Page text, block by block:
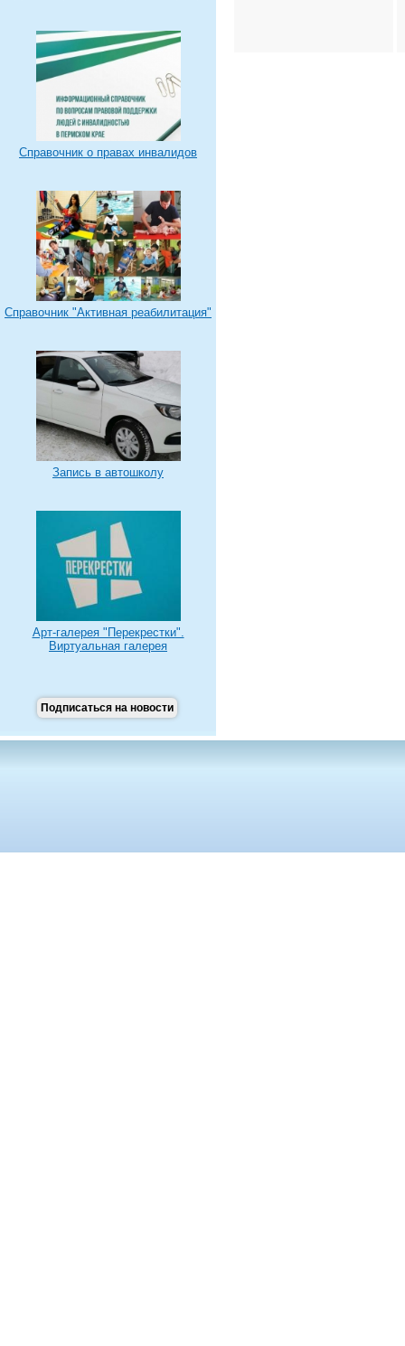
Справочник о правах инвалидов
Справочник "Активная реабилитация"
Запись в автошколу
Арт-галерея "Перекрестки".
Виртуальная галерея
Подписаться на новости